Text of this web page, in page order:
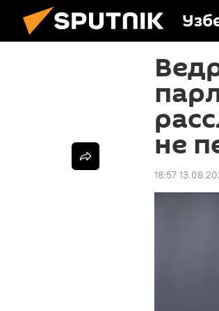
не
18:57